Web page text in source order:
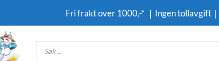
Fri frakt over 1000,-* ｜Ingen tollavgift
Products
search